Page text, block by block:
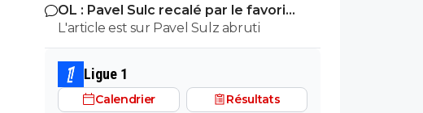
exploser en vol avec ses différentes
révélations
OL : Pavel Sulc recalé par le favori
numéro 1 du mercato
L'article est sur Pavel Sulz abruti
Ligue 1
Calendrier Résultats